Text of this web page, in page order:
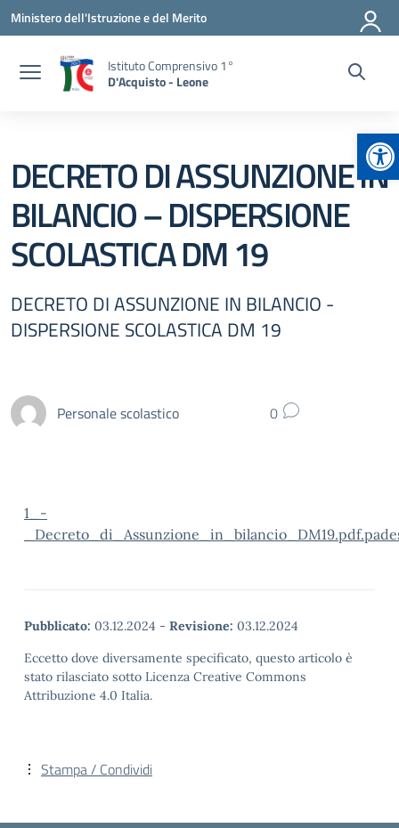
Vai ai contenuti
Vai al menu di navigazione
Vai al footer
Ministero dell'Istruzione e del Merito
Istituto Comprensivo 1°
D'Acquisto - Leone
DECRETO DI ASSUNZIONE IN
BILANCIO – DISPERSIONE
SCOLASTICA DM 19
DECRETO DI ASSUNZIONE IN BILANCIO -
DISPERSIONE SCOLASTICA DM 19
Personale scolastico 0
1_-
Pubblicato: 03.12.2024 - Revisione: 03.12.2024
Eccetto dove diversamente specificato, questo articolo è
stato rilasciato sotto Licenza Creative Commons
Attribuzione 4.0 Italia.
Stampa / Condividi